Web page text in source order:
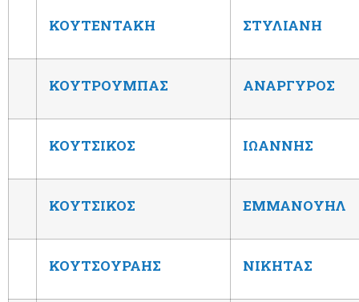
ΚΟΥΤΕΝΤΑΚΗ ΣΤΥΛΙΑΝΗ
ΚΟΥΤΡΟΥΜΠΑΣ ΑΝΑΡΓΥΡΟΣ
ΚΟΥΤΣΙΚΟΣ ΙΩΑΝΝΗΣ
ΚΟΥΤΣΙΚΟΣ ΕΜΜΑΝΟΥΗΛ
ΚΟΥΤΣΟΥΡΑΗΣ ΝΙΚΗΤΑΣ